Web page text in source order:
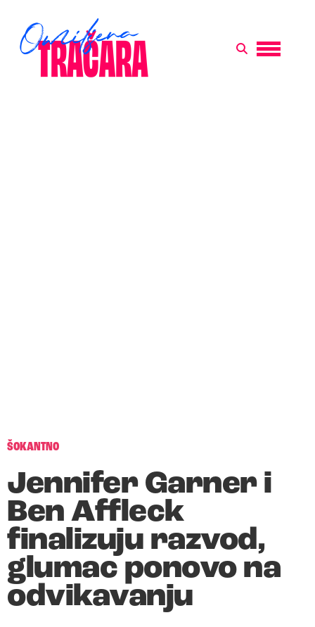
ŠOKANTNO
Jennifer Garner i
Ben Affleck
finalizuju razvod,
glumac ponovo na
odvikavanju